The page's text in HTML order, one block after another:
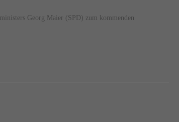
Georg Maier (SPD) zum kommenden